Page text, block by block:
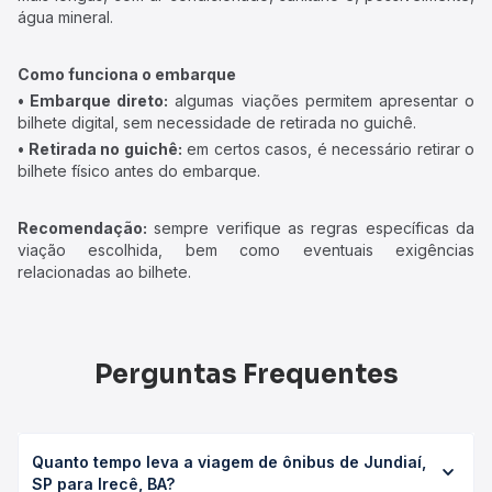
água mineral.
Como funciona o embarque
• Embarque direto: algumas viações permitem apresentar o
bilhete digital, sem necessidade de retirada no guichê.
• Retirada no guichê: em certos casos, é necessário retirar o
bilhete físico antes do embarque.
Recomendação: sempre verifique as regras específicas da
viação escolhida, bem como eventuais exigências
relacionadas ao bilhete.
Perguntas Frequentes
Quanto tempo leva a viagem de ônibus de Jundiaí,
SP para Irecê, BA?